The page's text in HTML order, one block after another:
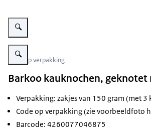
Vergroot afbeelding plastic verpakking met
Vergroot afbeelding code met cijfers en letters op
Code op verpakking
Barkoo kauknochen, geknotet
Verpakking: zakjes van 150 gram (met 3
Code op verpakking (zie voorbeeldfoto
Barcode: 4260077046875